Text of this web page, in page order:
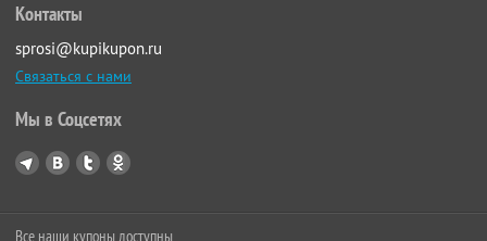
Контакты
sprosi@kupikupon.ru
Связаться с нами
Мы в Соцсетях
Все наши купоны доступны